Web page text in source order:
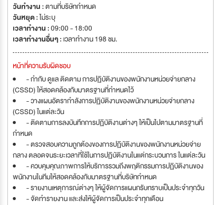
วันทำงาน :ตามที่บริษัทกำหนด
วันหยุด :ไม่ระบุ
เวลาทำงาน :09:00 - 18:00
เวลาทำงานอื่นๆ : เวลาทำงาน 198 ชม.
หน้าที่ความรับผิดชอบ
- กำกับ ดูแล ติดตาม การปฏิบัติงานของพนักงานหน่วยจ่ายกลาง
(CSSD) ให้สอดคล้องกับมาตรฐานที่กำหนดไว้
- วางแผนอัตรากำลังการปฏิบัติงานของพนักงานหน่วยจ่ายกลาง
(CSSD) ในแต่ละวัน
- ติดตามการลงบันทึกการปฏิบัติงานต่างๆ ให้เป็นไปตามมาตรฐานที่
กำหนด
- ตรวจสอบความถูกต้องของการปฏิบัติงานของพนักงานหน่วยจ่าย
กลาง ตลอดจนระยะเวลาที่ใช้ในการปฏิบัติงานในแต่กระบวนการ ในแต่ละวัน
- ควบคุมคุณภาพการให้บริการรวมถึงพฤติกรรมการปฏิบัติงานของ
พนักงานในทีมให้สอดคล้องกับมาตรฐานที่บริษัทกำหนด
- รายงานเหตุการณ์ต่างๆ ให้ผู้จัดการแผนกรับทราบเป็นประจำทุกวัน
- จัดทำรายงาน และส่งให้ผู้จัดการเป็นประจำทุกเดือน